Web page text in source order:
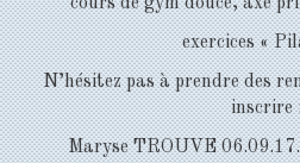
cours de gym douce, axé
exercices «
N’hésitez pas à prendre des
inscrire
Maryse TROUVE